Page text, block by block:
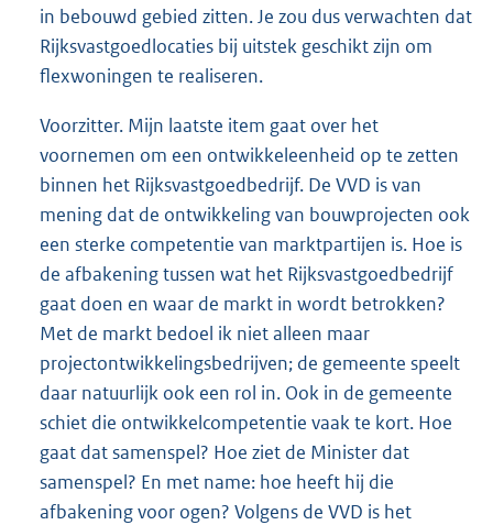
in bebouwd gebied zitten. Je zou dus verwachten dat
Rijksvastgoedlocaties bij uitstek geschikt zijn om
flexwoningen te realiseren.
Voorzitter. Mijn laatste item gaat over het
voornemen om een ontwikkeleenheid op te zetten
binnen het Rijksvastgoedbedrijf. De VVD is van
mening dat de ontwikkeling van bouwprojecten ook
een sterke competentie van marktpartijen is. Hoe is
de afbakening tussen wat het Rijksvastgoedbedrijf
gaat doen en waar de markt in wordt betrokken?
Met de markt bedoel ik niet alleen maar
projectontwikkelingsbedrijven; de gemeente speelt
daar natuurlijk ook een rol in. Ook in de gemeente
schiet die ontwikkelcompetentie vaak te kort. Hoe
gaat dat samenspel? Hoe ziet de Minister dat
samenspel? En met name: hoe heeft hij die
afbakening voor ogen? Volgens de VVD is het